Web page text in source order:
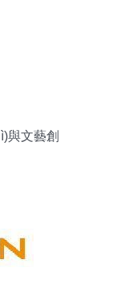
與文藝創